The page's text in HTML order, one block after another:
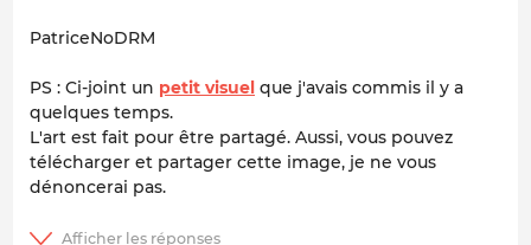
PatriceNoDRM
PS : Ci-joint un petit visuel que j'avais commis il y a
quelques temps.
L'art est fait pour être partagé. Aussi, vous pouvez
télécharger et partager cette image, je ne vous
dénoncerai pas.